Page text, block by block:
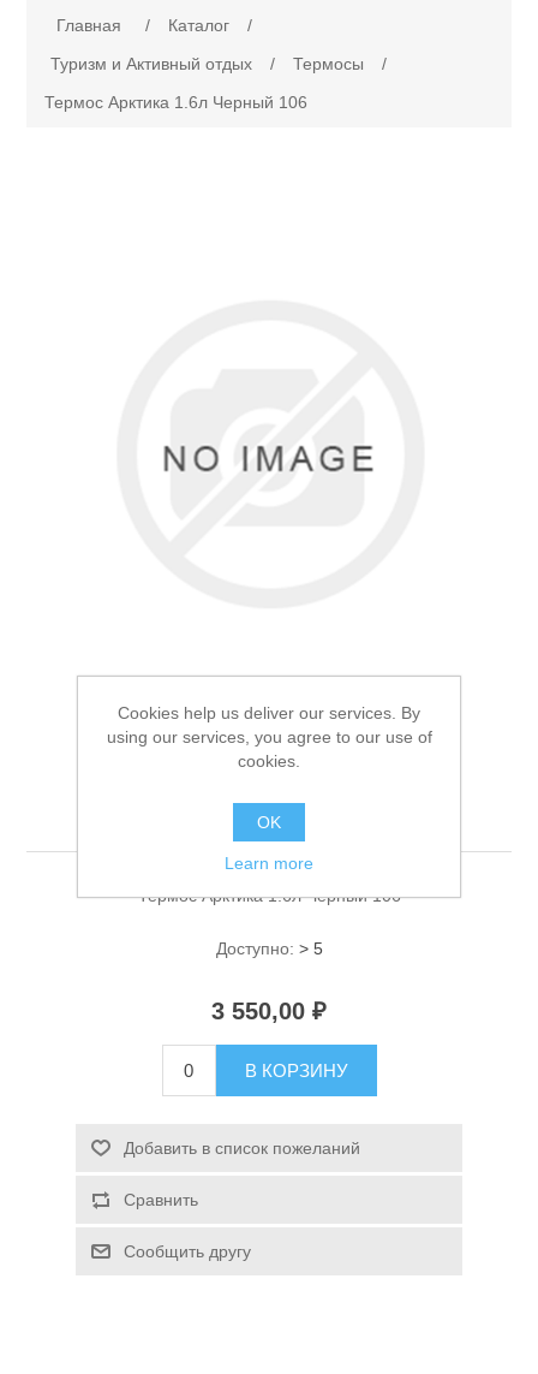
Каталог
Аксессуары для лодок
Спасательные средства
Главная / Каталог
/
Туризм и Активный отдых
/ Термосы
/
Термос Арктика 1.6л Черный 106
Термос Арктика 1.6л
Черный 106
Термос Арктика 1.6л Черный 106
Доступно: > 5
3 550,00 ₽
В КОРЗИНУ
Добавить в список пожеланий
Сравнить
Сообщить другу
Cookies help us deliver our services. By
using our services, you agree to our use of
cookies.
OK
Learn more